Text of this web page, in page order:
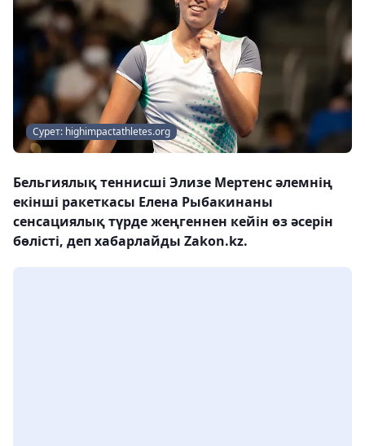
Сурет: highimpactathletes.org
Бельгиялық теннисші Элизе Мертенс әлемнің
екінші ракеткасы Елена Рыбакинаны
сенсациялық түрде жеңгеннен кейін өз әсерін
бөлісті, деп хабарлайды Zakon.kz.